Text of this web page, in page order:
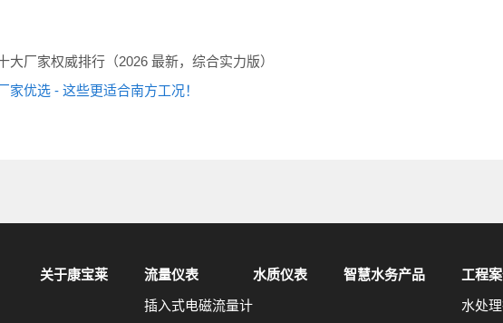
大厂家权威排行（2026 最新，综合实力版）
家优选 - 这些更适合南方工况！
关于康宝莱
流量仪表
插入式电磁流量计
水质仪表 智慧水务产品
工程案
水处